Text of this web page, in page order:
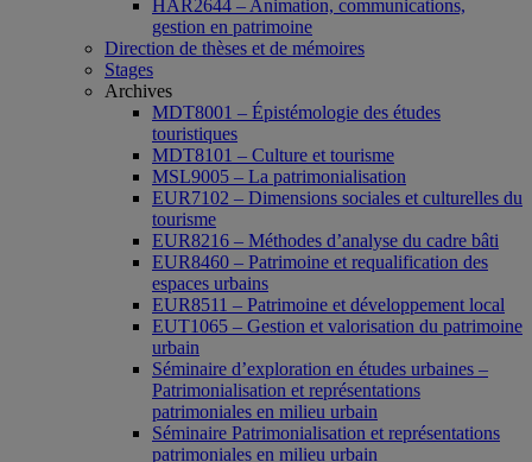
HAR2644 – Animation, communications,
gestion en patrimoine
Direction de thèses et de mémoires
Stages
Archives
MDT8001 – Épistémologie des études
touristiques
MDT8101 – Culture et tourisme
MSL9005 – La patrimonialisation
EUR7102 – Dimensions sociales et culturelles du
tourisme
EUR8216 – Méthodes d’analyse du cadre bâti
EUR8460 – Patrimoine et requalification des
espaces urbains
EUR8511 – Patrimoine et développement local
EUT1065 – Gestion et valorisation du patrimoine
urbain
Séminaire d’exploration en études urbaines –
Patrimonialisation et représentations
patrimoniales en milieu urbain
Séminaire Patrimonialisation et représentations
patrimoniales en milieu urbain